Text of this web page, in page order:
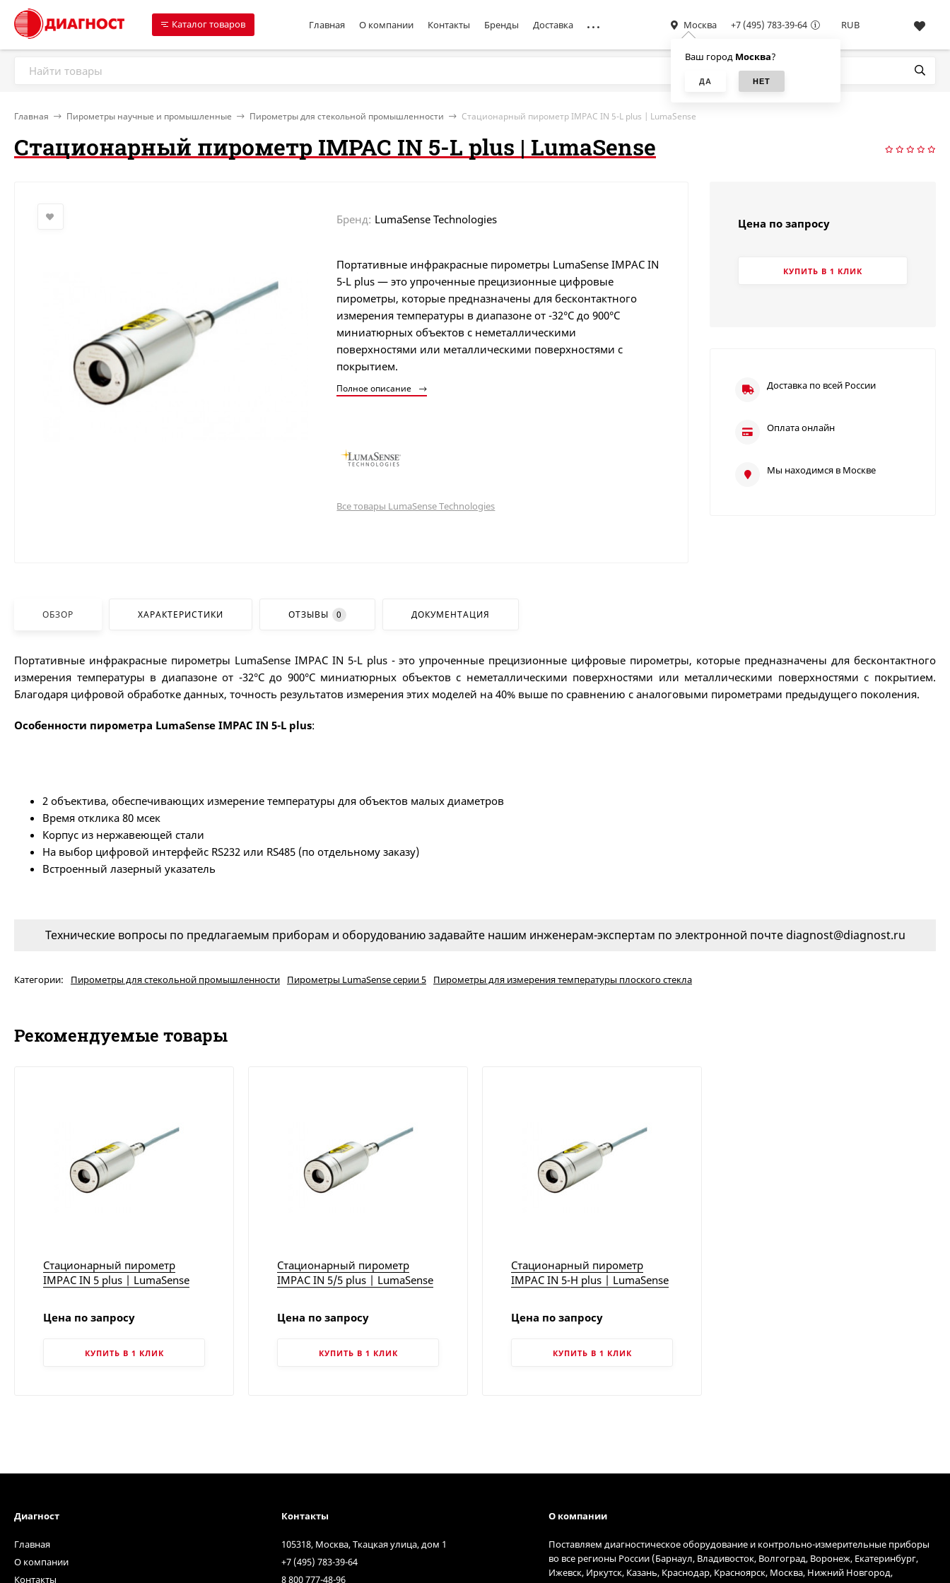
Каталог товаров Главная О компании Контакты Бренды Доставка Москва
Ваш город Москва?
+7 (495) 783-39-64 RUB
Главная Пирометры научные и промышленные Пирометры для стекольной промышленности Стационарный пирометр IMPAC IN 5-L plus | LumaSense
Стационарный пирометр IMPAC IN 5-L plus | LumaSense
Бренд: LumaSense Technologies
Портативные инфракрасные пирометры LumaSense IMPAC IN
5-L plus — это упроченные прецизионные цифровые
пирометры, которые предназначены для бесконтактного
измерения температуры в диапазоне от -32°С до 900°С
миниатюрных объектов с неметаллическими
поверхностями или металлическими поверхностями с
покрытием.
Полное описание
Все товары LumaSense Technologies
Цена по запросу
КУПИТЬ В 1 КЛИК
Доставка по всей России
Оплата онлайн
Мы находимся в Москве
ОБЗОР ХАРАКТЕРИСТИКИ ОТЗЫВЫ 0 ДОКУМЕНТАЦИЯ
Портативные инфракрасные пирометры LumaSense IMPAC IN 5-L plus - это упроченные прецизионные цифровые пирометры, которые предназначены для бесконтактного
измерения температуры в диапазоне от -32°С до 900°С миниатюрных объектов с неметаллическими поверхностями или металлическими поверхностями с покрытием.
Благодаря цифровой обработке данных, точность результатов измерения этих моделей на 40% выше по сравнению с аналоговыми пирометрами предыдущего поколения.
Особенности пирометра LumaSense IMPAC IN 5-L plus:
2 объектива, обеспечивающих измерение температуры для объектов малых диаметров
Время отклика 80 мсек
Корпус из нержавеющей стали
На выбор цифровой интерфейс RS232 или RS485 (по отдельному заказу)
Встроенный лазерный указатель
Технические вопросы по предлагаемым приборам и оборудованию задавайте нашим инженерам-экспертам по электронной почте diagnost@diagnost.ru
Категории: Пирометры для стекольной промышленности Пирометры LumaSense серии 5 Пирометры для измерения температуры плоского стекла
Рекомендуемые товары
Стационарный пирометр
IMPAC IN 5 plus | LumaSense
Цена по запросу
КУПИТЬ В 1 КЛИК
Стационарный пирометр
IMPAC IN 5/5 plus | LumaSense
Цена по запросу
КУПИТЬ В 1 КЛИК
Стационарный пирометр
IMPAC IN 5-H plus | LumaSense
Цена по запросу
КУПИТЬ В 1 КЛИК
Диагност
Главная
О компании
Контакты
Контакты
105318, Москва, Ткацкая улица, дом 1
+7 (495) 783-39-64
8 800 777-48-96
О компании
Поставляем диагностическое оборудование и контрольно-измерительные приборы
во все регионы России (Барнаул, Владивосток, Волгоград, Воронеж, Екатеринбург,
Ижевск, Иркутск, Казань, Краснодар, Красноярск, Москва, Нижний Новгород,